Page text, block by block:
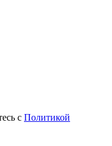
с Политикой